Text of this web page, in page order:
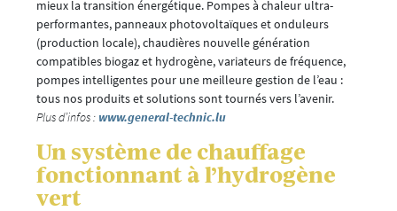
mieux la transition énergétique. Pompes à chaleur ultra-
performantes, panneaux photovoltaïques et onduleurs
(production locale), chaudières nouvelle génération
compatibles biogaz et hydrogène, variateurs de fréquence,
pompes intelligentes pour une meilleure gestion de l’eau :
tous nos produits et solutions sont tournés vers l’avenir.
Plus d’infos : www.general-technic.lu
Un système de chauffage
fonctionnant à l’hydrogène
vert